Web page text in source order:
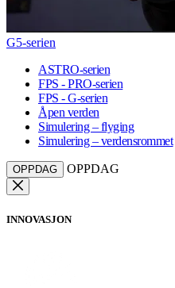
G5-serien
ASTRO-serien
FPS - PRO-serien
FPS - G-serien
Åpen verden
Simulering – flyging
Simulering – verdensrommet
OPPDAG OPPDAG
INNOVASJON